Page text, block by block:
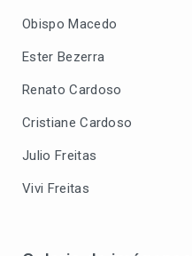
Obispo Macedo
Ester Bezerra
Renato Cardoso
Cristiane Cardoso
Julio Freitas
Vivi Freitas